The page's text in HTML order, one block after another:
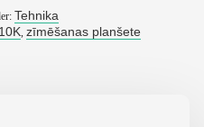
GAOMON
M10K
Tehnika
,zīmēšanas planšete